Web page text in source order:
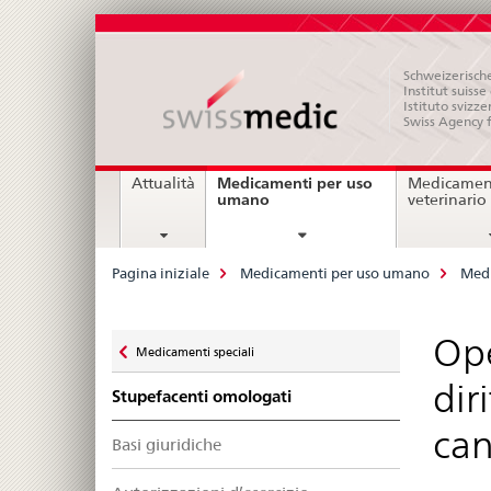
Institut
Istituto
Swiss
Navigation
Attualità
Medicamenti per uso
umanocurrent
veterinario
Breadcrumb
Pagina iniziale Medicamenti per uso umano
zu
Medicamenti speciali
Stupefacenti omologati
Basi giuridiche